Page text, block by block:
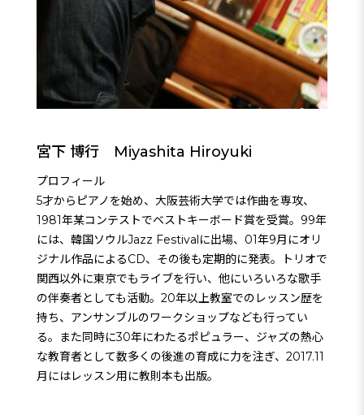
宮下 博行 Miyashita Hiroyuki
プロフィール
5才からピアノを始め、大阪芸術大学では作曲を専攻、
1981年某コンテストでベストキーボード賞を受賞。99年
には、韓国ソウルJazz Festivalに出場、01年9月にオリ
ジナル作品によるCD、その後も定期的に発表。トリオで
関西以外に東京でもライブを行い、他にいろいろな歌手
の伴奏者としても活動。20年以上教室でのレッスン歴を
持ち、アンサンブルのワークショップなども行ってい
る。また同時に30年にわたるポピュラー、ジャズの熱心
な教育者として数多くの後進の育成に力を注ぎ、2017.11
月にはレッスン用に教則本も出版。